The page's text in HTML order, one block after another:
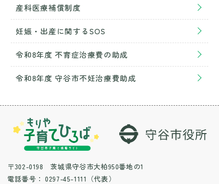
産科医療補償制度
妊娠・出産に関するSOS
令和8年度 不育症治療費の助成
令和8年度 守谷市不妊治療費助成
〒302-0198 茨城県守谷市大柏950番地の1
電話番号： 0297-45-1111（代表）